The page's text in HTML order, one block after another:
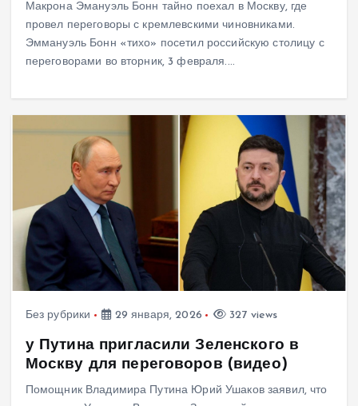
Макрона Эмануэль Бонн тайно поехал в Москву, где
провел переговоры с кремлевскими чиновниками.
Эммануэль Бонн «тихо» посетил российскую столицу с
переговорами во вторник, 3 февраля.…
Без рубрики 29 января, 2026 327 views
у Путина пригласили Зеленского в
Москву для переговоров (видео)
Помощник Владимира Путина Юрий Ушаков заявил, что